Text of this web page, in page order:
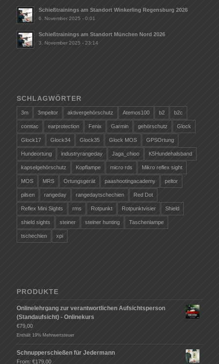
Schießtrainings am Standort Winkerling Regensburg 2026
6. November 2025 - 0:01
Schießtrainings am Standort München Nord 2026
3. November 2025 - 23:14
SCHLAGWÖRTER
3m 3mpeltor aktivergehörschutz Atemos100 b2 b2c
comtac earprotection Fenix Garmin gehörschutz Glock
Glock17 Glock34 Glock35 Glock MOS GPSOrtung
Hundeortung industryrangeday Jaga_chioo K5Hundehalsband
kapselgehörschutz Kopflampe micro rds Mikro reflex sight
MOS MRS Ortungsgerät paashootingacademy peltor
pilsen rangeday rangedaytschechien Red Dot
Reflex Mini Sights rms Rotpunkt Rotpunktvisier Shield
shield sights steiner steiner hunting Taschenlampe
tschechien xpi
PRODUKTE
Onlinelehrgang zur verantwortlichen Aufsichtsperson
(Standaufsicht) - Onlinekurs
€79,00
Enthält 19% Mehrwertsteuer
Schnupperschießen für Jedermann
From: €179,00